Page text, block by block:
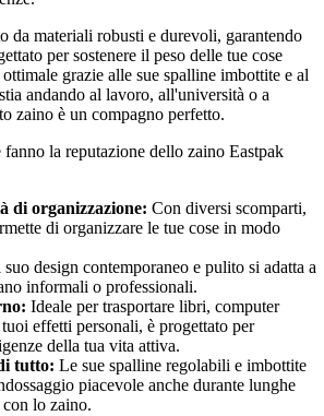
da materiali robusti e durevoli, garantendo
per sostenere il peso delle tue cose
grazie alle sue spalline imbottite e al
andando al lavoro, all'università o a
zaino è un compagno perfetto.
fanno la reputazione dello zaino Eastpak
di organizzazione: Con diversi scomparti,
di organizzare le tue cose in modo
suo design contemporaneo e pulito si adatta a
informali o professionali.
Ideale per trasportare libri, computer
effetti personali, è progettato per
della tua vita attiva.
tutto: Le sue spalline regolabili e imbottite
piacevole anche durante lunghe
con lo zaino.